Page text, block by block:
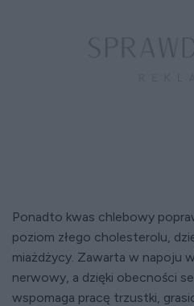
Ponadto kwas chlebowy
poziom złego cholesterolu,
miażdżycy. Zawarta w napoju
nerwowy, a dzięki obecności
wspomaga pracę trzustki,